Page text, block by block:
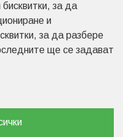
бисквитки, за да
и
за да разбере
ще се задават